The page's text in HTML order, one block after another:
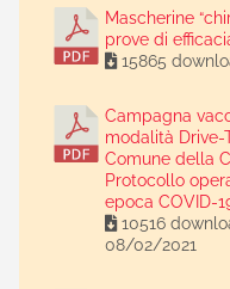
Mascherine
prove di
15865
Campagna
modalità Drive-
Comune della
Protocollo
epoca COVID-
10516
08/02/2021